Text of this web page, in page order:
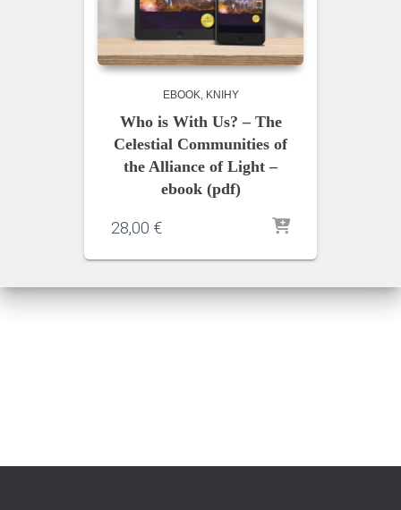
EBOOK KNIHY
Who is With Us? – The
Celestial Communities of
the Alliance of Light –
ebook (pdf)
28,00 €